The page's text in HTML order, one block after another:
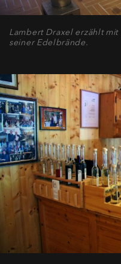
Lambert Draxel erzählt
seiner Edelbrände.